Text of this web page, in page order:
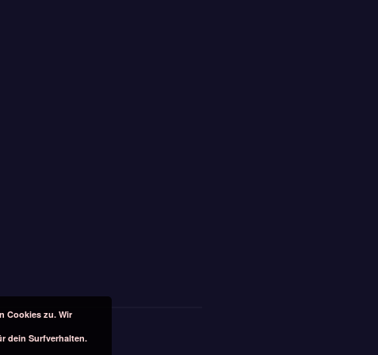
Cookies zu. Wir
dein Surfverhalten.